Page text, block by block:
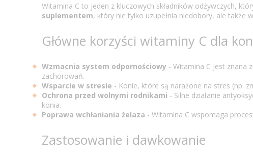
Witamina C to jeden z kluczowych składników odżywczych,
suplementem, który nie tylko uzupełnia niedobory, ale
Główne korzyści witaminy C dla
Wzmacnia system odpornościowy - Witamina C jest znana
zachorowań.
Wsparcie w stresie - Konie, które są narażone na stres (np.
Ochrona przed wolnymi rodnikami - Silne działanie
konia.
Poprawa wchłaniania żelaza - Witamina C wspomaga
Zastosowanie i dawkowanie